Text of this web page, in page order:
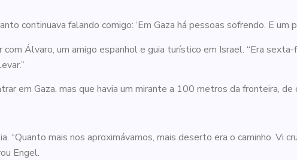
continuava falando comigo: ‘Em Gaza há pessoas sofrendo. E um
Álvaro, um amigo espanhol e guia turístico em Israel. “Era
em Gaza, mas que havia um mirante a 100 metros da fronteira,
“Quanto mais nos aproximávamos, mais deserto era o caminho. Vi
Engel.